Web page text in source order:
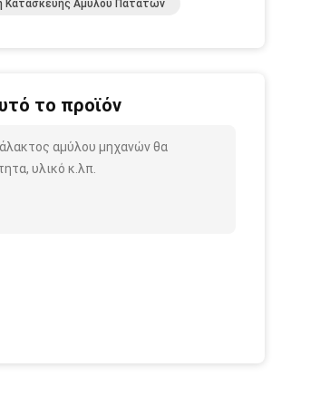
Κατασκευής Αμύλου Πατατών
το προϊόν
αμύλου μηχανών θα
υλικό κ.λπ.